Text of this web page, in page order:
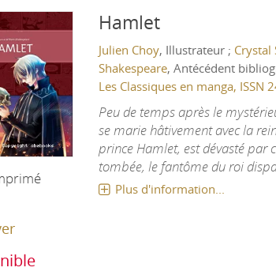
Hamlet
Julien Choy, Illustrateur ; Crystal
Shakespeare, Antécédent
Les Classiques en manga, ISSN
Peu de temps après le
se marie hâtivement avec la
prince Hamlet, est dévasté par
tombée, le fantôme du roi
Plus d'information...